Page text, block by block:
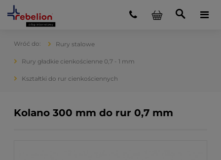
Rury stalowe
Rury gładkie cienkościenne 0,7 - 1 mm
Kształtki do rur cienkościennych
Kolano 300 mm do rur 0,7 mm